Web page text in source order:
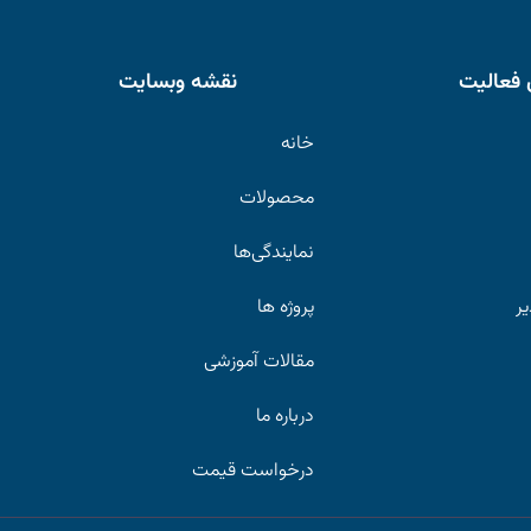
نقشه وبسایت
خانه
محصولات
نمایندگی‌ها
پروژه ها
مقالات آموزشی
درباره ما
درخواست قیمت
فعالیت